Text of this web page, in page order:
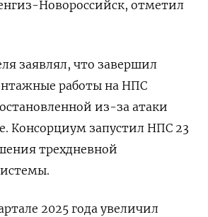
Новороссийск, отметил
заявлял, что завершил
работы на НПС
из-за атаки
Консорциум запустил НПС 23
трехдневной
2025 года увеличил